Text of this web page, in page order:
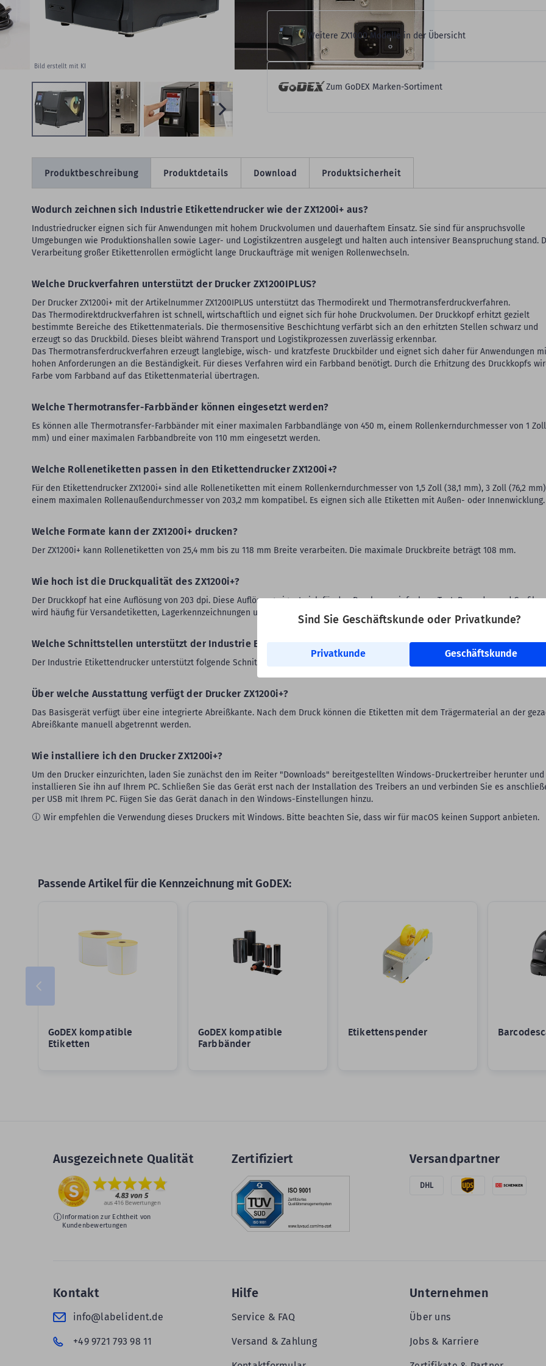
Sind Sie Geschäftskunde oder Privatkunde?
Privatkunde Geschäftskunde
Bild erstellt mit KI
Weitere ZX1000 Modelle in der Übersicht
Zum GoDEX Marken-Sortiment
Produktbeschreibung
Wodurch zeichnen sich Industrie Etikettendrucker wie der ZX1200i+ aus?
Industriedrucker eignen sich für Anwendungen mit hohem Druckvolumen und dauerhaftem Einsatz. Sie sind für anspruchsvolle
Umgebungen wie Produktionshallen sowie Lager- und Logistikzentren ausgelegt und halten auch intensiver Beanspruchung stand.
Verarbeitung großer Etikettenrollen ermöglicht lange Druckaufträge mit wenigen Rollenwechseln.
Welche Druckverfahren unterstützt der Drucker ZX1200IPLUS?
Der Drucker ZX1200i+ mit der Artikelnummer ZX1200IPLUS unterstützt das Thermodirekt und Thermotransferdruckverfahren.
Das Thermodirektdruckverfahren ist schnell, wirtschaftlich und eignet sich für hohe Druckvolumen. Der Druckkopf erhitzt gezielt
bestimmte Bereiche des Etikettenmaterials. Die thermosensitive Beschichtung verfärbt sich an den erhitzten Stellen schwarz und
erzeugt so das Druckbild. Dieses bleibt während Transport und Logistikprozessen zuverlässig erkennbar.
Das Thermotransferdruckverfahren erzeugt langlebige, wisch- und kratzfeste Druckbilder und eignet sich daher für Anwendungen
hohen Anforderungen an die Beständigkeit. Für dieses Verfahren wird ein Farbband benötigt. Durch die Erhitzung des Druckkopfs
Farbe vom Farbband auf das Etikettenmaterial übertragen.
Welche Thermotransfer-Farbbänder können eingesetzt werden?
Es können alle Thermotransfer-Farbbänder mit einer maximalen Farbbandlänge von 450 m, einem Rollenkerndurchmesser von 1 Zoll
mm) und einer maximalen Farbbandbreite von 110 mm eingesetzt werden.
Welche Rollenetiketten passen in den Etikettendrucker ZX1200i+?
Für den Etikettendrucker ZX1200i+ sind alle Rollenetiketten mit einem Rollenkerndurchmesser von 1,5 Zoll (38,1 mm), 3 Zoll (76,2
einem maximalen Rollenaußendurchmesser von 203,2 mm kompatibel. Es eignen sich alle Etiketten mit Außen- oder Innenwicklung.
Welche Formate kann der ZX1200i+ drucken?
Der ZX1200i+ kann Rollenetiketten von 25,4 mm bis zu 118 mm Breite verarbeiten. Die maximale Druckbreite beträgt 108 mm.
Wie hoch ist die Druckqualität des ZX1200i+?
Der Druckkopf hat eine Auflösung von 203 dpi. Diese Auflösung eignet sich für den Druck von einfachem Text, Barcodes und
wird häufig für Versandetiketten, Lagerkennzeichnungen und Regaletiketten eingesetzt.
Welche Schnittstellen unterstützt der Industrie Etikettendrucker ZX1200i+?
Der Industrie Etikettendrucker unterstützt folgende Schnittstellen: LAN, USB, USB-Host, seriell (RS-232).
Über welche Ausstattung verfügt der Drucker ZX1200i+?
Das Basisgerät verfügt über eine integrierte Abreißkante. Nach dem Druck können die Etiketten mit dem Trägermaterial an der
Abreißkante manuell abgetrennt werden.
Wie installiere ich den Drucker ZX1200i+?
Um den Drucker einzurichten, laden Sie zunächst den im Reiter "Downloads" bereitgestellten Windows-Druckertreiber herunter und
installieren Sie ihn auf Ihrem PC. Schließen Sie das Gerät erst nach der Installation des Treibers an und verbinden Sie es
per USB mit Ihrem PC. Fügen Sie das Gerät danach in den Windows-Einstellungen hinzu.
Wir empfehlen die Verwendung dieses Druckers mit Windows. Bitte beachten Sie, dass wir für macOS keinen Support anbieten.
Produktdetails Download Produktsicherheit
Passende Artikel für die Kennzeichnung mit GoDEX:
GoDEX kompatible
Etiketten
GoDEX kompatible
Farbbänder
Etikettenspender
Ausgezeichnete Qualität
Information zur Echtheit von
Kundenbewertungen
Zertifiziert Versandpartner
DHL
Kontakt
info@labelident.de
+49 9721 793 98 11
Hilfe
Service & FAQ
Versand & Zahlung
Unternehmen
Über uns
Jobs & Karriere